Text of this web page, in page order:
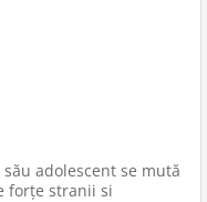
adolescent se mută
forţe stranii si